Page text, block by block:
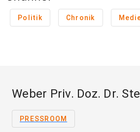
Politik Chronik
Weber Priv. Doz. Dr.
PRESSROOM